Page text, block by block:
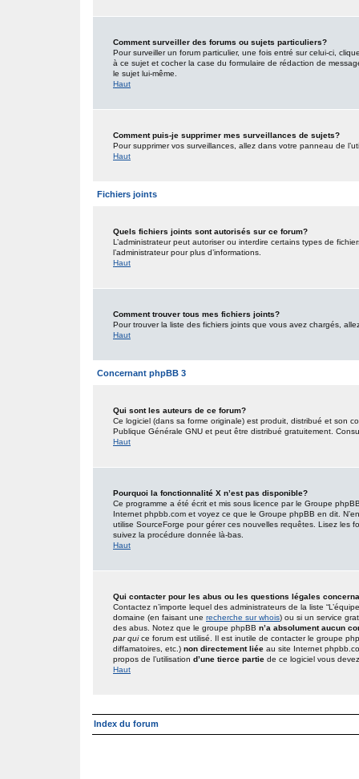
Comment surveiller des forums ou sujets particuliers?
Pour surveiller un forum particulier, une fois entré sur celui-ci,
à ce sujet et cocher la case du formulaire de rédaction de
le sujet lui-même.
Haut
Comment puis-je supprimer mes surveillances de sujets?
Pour supprimer vos surveillances, allez dans votre panneau de
Haut
Fichiers joints
Quels fichiers joints sont autorisés sur ce forum?
L’administrateur peut autoriser ou interdire certains types de
l’administrateur pour plus d’informations.
Haut
Comment trouver tous mes fichiers joints?
Pour trouver la liste des fichiers joints que vous avez chargés,
Haut
Concernant phpBB 3
Qui sont les auteurs de ce forum?
Ce logiciel (dans sa forme originale) est produit, distribué et son
Publique Générale GNU et peut être distribué gratuitement.
Haut
Pourquoi la fonctionnalité X n’est pas disponible?
Ce programme a été écrit et mis sous licence par le Groupe
Internet phpbb.com et voyez ce que le Groupe phpBB en dit.
utilise SourceForge pour gérer ces nouvelles requêtes. Lisez les
suivez la procédure donnée là-bas.
Haut
Qui contacter pour les abus ou les questions légales
Contactez n’importe lequel des administrateurs de la liste
domaine (en faisant une recherche sur whois) ou si un service
des abus. Notez que le groupe phpBB n’a absolument aucun
par quice forum est utilisé. Il est inutile de contacter le groupe
diffamatoires, etc.) non directement liée au site Internet
propos de l’utilisation d’une tierce partie de ce logiciel vous
Haut
Index du forum